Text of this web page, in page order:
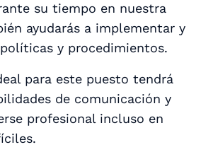
su tiempo en nuestra
ayudarás a implementar y
y procedimientos.
para este puesto tendrá
de comunicación y
profesional incluso en